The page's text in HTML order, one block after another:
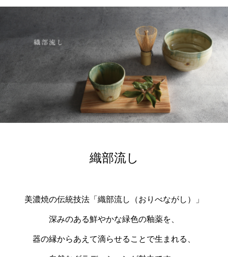
織部流し
美濃焼の伝統技法「織部流し（おりべながし）」
深みのある鮮やかな緑色の釉薬を、
器の縁からあえて滴らせることで生まれる、